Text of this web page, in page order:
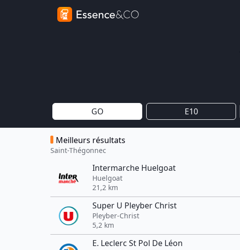
GO E10
Meilleurs résultats
Saint-Thégonnec
Intermarche Huelgoat
Huelgoat
21,2 km
Super U Pleyber Christ
Pleyber-Christ
5,2 km
E. Leclerc St Pol De Léon